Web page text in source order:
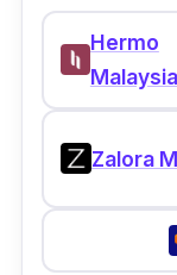
Hermo
Malaysia
Zalora